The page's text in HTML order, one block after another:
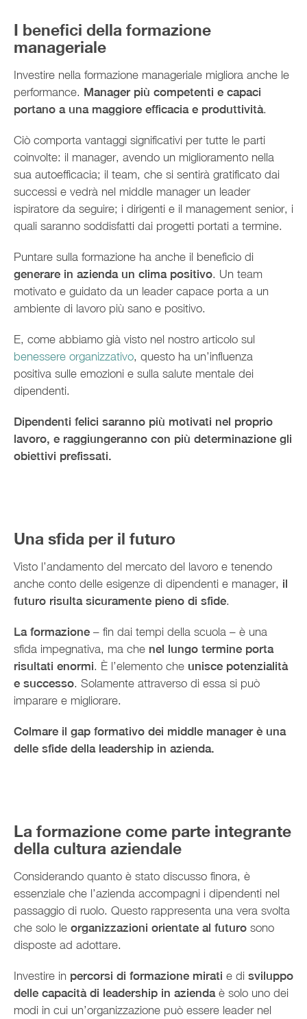
I benefici della formazione
manageriale
Investire nella formazione manageriale migliora anche le
performance. Manager più competenti e capaci
portano a una maggiore efficacia e produttività.
Ciò comporta vantaggi significativi per tutte le parti
coinvolte: il manager, avendo un miglioramento nella
sua autoefficacia; il team, che si sentirà gratificato dai
successi e vedrà nel middle manager un leader
ispiratore da seguire; i dirigenti e il management senior, i
quali saranno soddisfatti dai progetti portati a termine.
Puntare sulla formazione ha anche il beneficio di
generare in azienda un clima positivo. Un team
motivato e guidato da un leader capace porta a un
ambiente di lavoro più sano e positivo.
E, come abbiamo già visto nel nostro articolo sul
benessere organizzativo, questo ha un’influenza
positiva sulle emozioni e sulla salute mentale dei
dipendenti.
Dipendenti felici saranno più motivati nel proprio
lavoro, e raggiungeranno con più determinazione gli
obiettivi prefissati.
Una sfida per il futuro
Visto l’andamento del mercato del lavoro e tenendo
anche conto delle esigenze di dipendenti e manager, il
futuro risulta sicuramente pieno di sfide.
La formazione – fin dai tempi della scuola – è una
sfida impegnativa, ma che nel lungo termine porta
risultati enormi. È l’elemento che unisce potenzialità
e successo. Solamente attraverso di essa si può
imparare e migliorare.
Colmare il gap formativo dei middle manager è una
delle sfide della leadership in azienda.
La formazione come parte integrante
della cultura aziendale
Considerando quanto è stato discusso finora, è
essenziale che l’azienda accompagni i dipendenti nel
passaggio di ruolo. Questo rappresenta una vera svolta
che solo le organizzazioni orientate al futuro sono
disposte ad adottare.
Investire in percorsi di formazione mirati e di sviluppo
delle capacità di leadership in aziendaè solo uno dei
modi in cui un’organizzazione può essere leader nel